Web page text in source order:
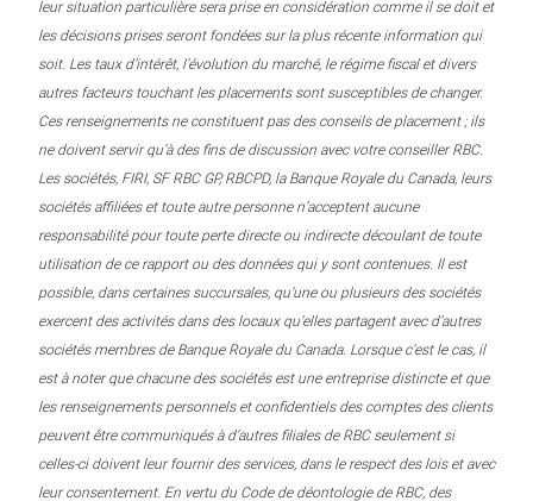
leur situation particulière sera prise en considération comme il se doit et
les décisions prises seront fondées sur la plus récente information qui
soit. Les taux d’intérêt, l’évolution du marché, le régime fiscal et divers
autres facteurs touchant les placements sont susceptibles de changer.
Ces renseignements ne constituent pas des conseils de placement ; ils
ne doivent servir qu’à des fins de discussion avec votre conseiller RBC.
Les sociétés, FIRI, SF RBC GP, RBCPD, la Banque Royale du Canada, leurs
sociétés affiliées et toute autre personne n’acceptent aucune
responsabilité pour toute perte directe ou indirecte découlant de toute
utilisation de ce rapport ou des données qui y sont contenues. Il est
possible, dans certaines succursales, qu’une ou plusieurs des sociétés
exercent des activités dans des locaux qu’elles partagent avec d’autres
sociétés membres de Banque Royale du Canada. Lorsque c’est le cas, il
est à noter que chacune des sociétés est une entreprise distincte et que
les renseignements personnels et confidentiels des comptes des clients
peuvent être communiqués à d’autres filiales de RBC seulement si
celles-ci doivent leur fournir des services, dans le respect des lois et avec
leur consentement. En vertu du Code de déontologie de RBC, des